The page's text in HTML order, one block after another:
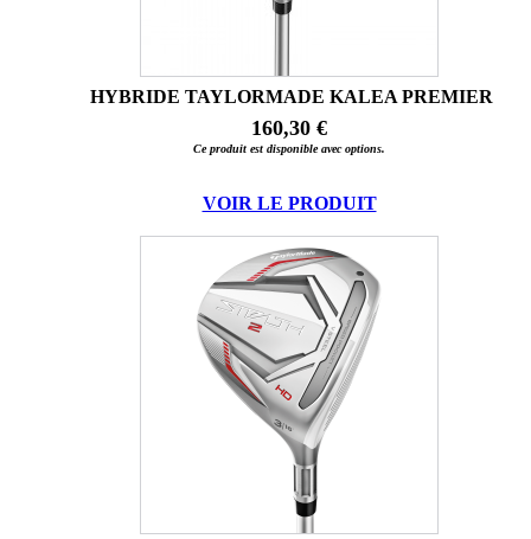
HYBRIDE TAYLORMADE KALEA PREMIER
160,30 €
Ce produit est disponible avec options.
VOIR LE PRODUIT